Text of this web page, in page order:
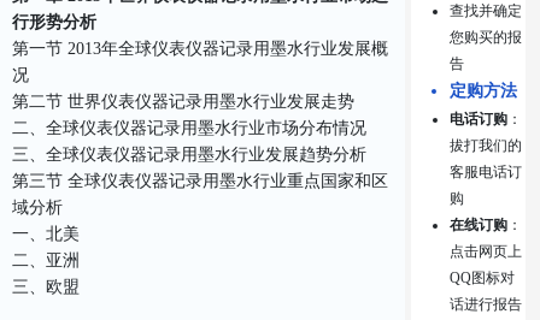
行形势分析
第一节 2013年全球仪表仪器记录用墨水行业发展概
况
第二节 世界仪表仪器记录用墨水行业发展走势
二、全球仪表仪器记录用墨水行业市场分布情况
三、全球仪表仪器记录用墨水行业发展趋势分析
第三节 全球仪表仪器记录用墨水行业重点国家和区
域分析
一、北美
二、亚洲
三、欧盟
查找并确定
您购买的报
告
定购方法
电话订购 ：
拔打我们的
客服电话订
购
在线订购 ：
点击网页上
QQ图标对
话进行报告